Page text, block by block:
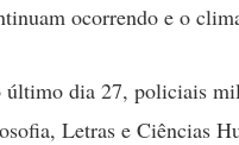
ocorrendo e o
último dia 27, policiais
Letras e Ciências